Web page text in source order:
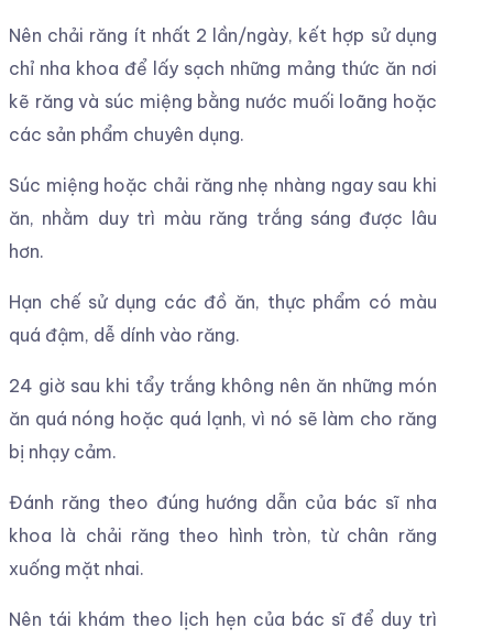
Nên chải răng ít nhất 2 lần/ngày, kết hợp sử dụng
chỉ nha khoa để lấy sạch những mảng thức ăn nơi
kẽ răng và súc miệng bằng nước muối loãng hoặc
các sản phẩm chuyên dụng.
Súc miệng hoặc chải răng nhẹ nhàng ngay sau khi
ăn, nhằm duy trì màu răng trắng sáng được lâu
hơn.
Hạn chế sử dụng các đồ ăn, thực phẩm có màu
quá đậm, dễ dính vào răng.
24 giờ sau khi tẩy trắng không nên ăn những món
ăn quá nóng hoặc quá lạnh, vì nó sẽ làm cho răng
bị nhạy cảm.
Đánh răng theo đúng hướng dẫn của bác sĩ nha
khoa là chải răng theo hình tròn, từ chân răng
xuống mặt nhai.
Nên tái khám theo lịch hẹn của bác sĩ để duy trì